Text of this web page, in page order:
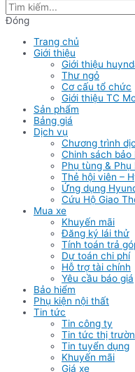
Đóng
Trang chủ
Giới thiệu
Giới thiệu
Thư ngỏ
Cơ cấu tổ chức
Giới thiệu TC
Sản phẩm
Bảng giá
Dịch vụ
Chương trình
Chinh sách bảo
Phụ tùng & Phụ
Thẻ hội viên –
Ứng dụng
Cứu Hộ Giao
Mua xe
Khuyến mãi
Đăng ký lái thử
Tính toán trả
Dự toán chi phí
Hỗ trợ tài chính
Yêu cầu báo giá
Bảo hiểm
Phụ kiện nội thất
Tin tức
Tin công ty
Tin tức thị
Tin tuyển dụng
Khuyến mãi
Giá xe